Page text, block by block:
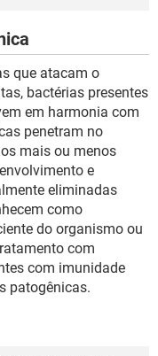
que atacam o
bactérias presentes
em harmonia com
penetram no
mais ou menos
e
eliminadas
como
do organismo ou
com
com imunidade
patogênicas.